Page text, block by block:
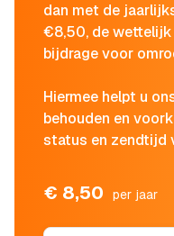
dan met de
€8,50, de wettelijk
bijdrage voor
Hiermee helpt u
behouden en
status en zendtijd
€ 8,50 per jaar